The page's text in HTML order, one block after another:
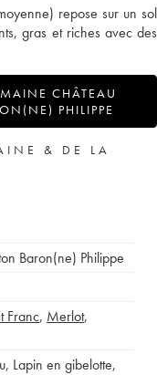
repose sur un sol
gras et riches avec des
CHÂTEAU
PHILIPPE
& DE LA
Baron(ne) Philippe
Franc, Merlot,
, Lapin en gibelotte,